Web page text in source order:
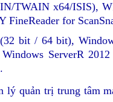
TWAIN x64/ISIS),
for
bit / 64 bit),
ServerR
lý quản trị trung tâm